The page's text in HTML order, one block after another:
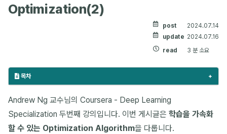
시
스
템)
Optimization(2)
post
2024.07.14
update 2024.07.16
read
3 분 소요
목차
Andrew Ng 교수님의 Coursera - Deep Learning
Specialization 두번째 강의입니다. 이번 게시글은 학습을 가속화
할 수 있는 Optimization Algorithm을 다룹니다.